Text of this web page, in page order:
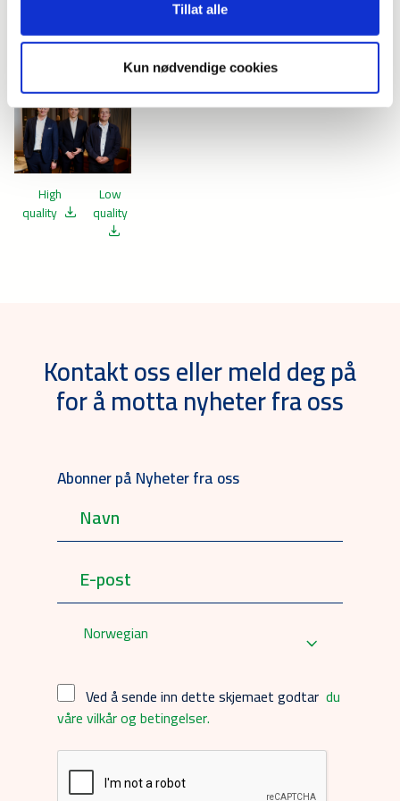
Tillat alle
Kun nødvendige cookies
Nedlasting
High
quality
Low
quality
Kontakt oss eller meld deg på
for å motta nyheter fra oss
Abonner på Nyheter fra oss
Norwegian
Ved å sende inn dette skjemaet godtar du
våre vilkår og betingelser.